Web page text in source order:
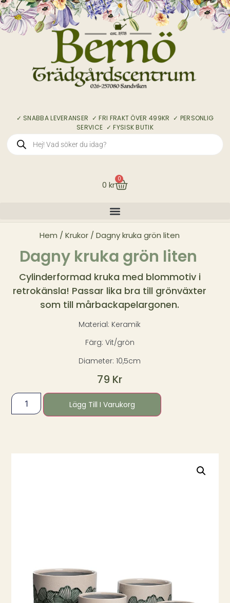
✓ SNABBA LEVERANSER ✓ FRI FRAKT ÖVER 499KR ✓ PERSONLIG
SERVICE ✓ FYSISK BUTIK
0 kr
0
Hem /Krukor / Dagny kruka grön liten
Dagny kruka grön liten
Cylinderformad kruka med blommotiv i
retrokänsla! Passar lika bra till grönväxter
som till mårbackapelargonen.
Material: Keramik
Färg: Vit/grön
Diameter: 10,5cm
79 Kr
Lägg Till I Varukorg